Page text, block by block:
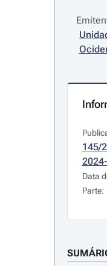
145/
Data
Parte: